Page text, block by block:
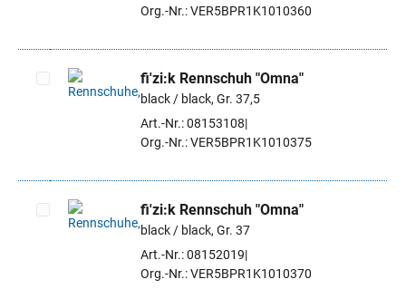
Org.-Nr.: VER5BPR1K1010360
Artikel auswählen
fi'zi:k Rennschuh "Omna"
black / black, Gr. 37,5
Art.-Nr.: 08153108
Org.-Nr.: VER5BPR1K1010375
Artikel auswählen
fi'zi:k Rennschuh "Omna"
black / black, Gr. 37
Art.-Nr.: 08152019
Org.-Nr.: VER5BPR1K1010370